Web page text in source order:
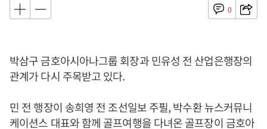
0
박삼구 금호아시아나그룹 회장과 민유성 전 산업은행장의
관계가 다시 주목받고 있다.
민 전 행장이 송희영 전 조선일보 주필, 박수환 뉴스커뮤니
케이션스 대표와 함께 골프여행을 다녀온 골프장이 금호아